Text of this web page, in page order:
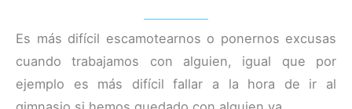
Es más difícil escamotearnos o ponernos excusas
cuando trabajamos con alguien, igual que por
ejemplo es más difícil fallar a la hora de ir al